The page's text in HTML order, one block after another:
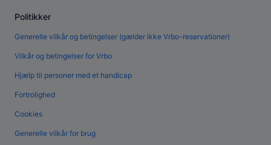
Politikker
Generelle vilkår og betingelser (gælder ikke Vrbo-reservationer)
Vilkår og betingelser for Vrbo
Hjælp til personer med et handicap
Fortrolighed
Cookies
Generelle vilkår for brug